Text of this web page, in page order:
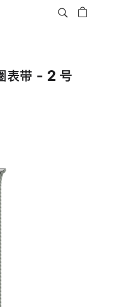
表带 - 2 号